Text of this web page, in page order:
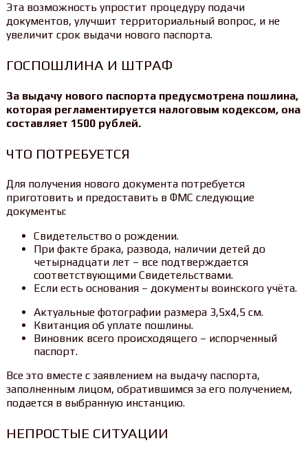
Эта возможность упростит процедуру подачи
документов, улучшит территориальный вопрос, и не
увеличит срок выдачи нового паспорта.
ГОСПОШЛИНА И ШТРАФ
За выдачу нового паспорта предусмотрена пошлина,
которая регламентируется налоговым кодексом, она
составляет 1500 рублей.
ЧТО ПОТРЕБУЕТСЯ
Для получения нового документа потребуется
приготовить и предоставить в ФМС следующие
документы:
Свидетельство о рождении.
При факте брака, развода, наличии детей до
четырнадцати лет – все подтверждается
соответствующими Свидетельствами.
Если есть основания – документы воинского учёта.
Актуальные фотографии размера 3,5х4,5 см.
Квитанция об уплате пошлины.
Виновник всего происходящего – испорченный
паспорт.
Все это вместе с заявлением на выдачу паспорта,
заполненным лицом, обратившимся за его получением,
подается в выбранную инстанцию.
НЕПРОСТЫЕ СИТУАЦИИ